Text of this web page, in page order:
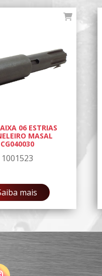
06 ESTRIAS
MASAL
CG040030
1001523
mais